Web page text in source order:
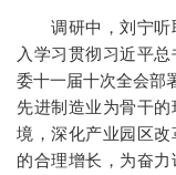
调研中，刘宁听
入学习贯彻习近平
委十一届十次全会部
先进制造业为骨干
境，深化产业园区
的合理增长，为奋